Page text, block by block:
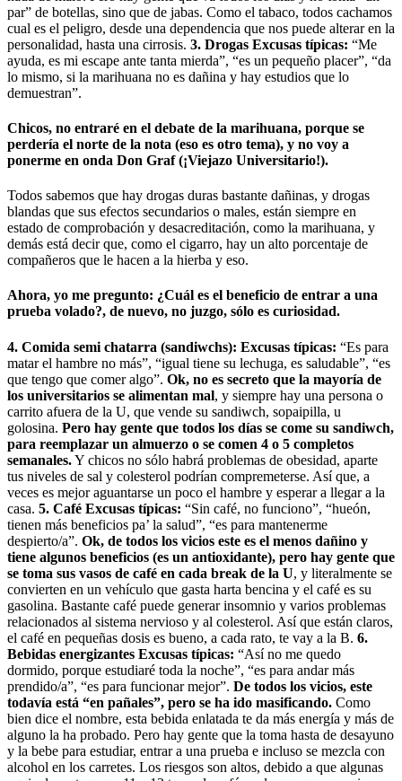
par” de botellas, sino que de jabas. Como el tabaco, todos cachamos
cual es el peligro, desde una dependencia que nos puede alterar en la
personalidad, hasta una cirrosis. 3. Drogas Excusas típicas: “Me
ayuda, es mi escape ante tanta mierda”, “es un pequeño placer”, “da
lo mismo, si la marihuana no es dañina y hay estudios que lo
demuestran”.
Chicos, no entraré en el debate de la marihuana, porque se
perdería el norte de la nota (eso es otro tema), y no voy a
ponerme en onda Don Graf (¡Viejazo Universitario!).
Todos sabemos que hay drogas duras bastante dañinas, y drogas
blandas que sus efectos secundarios o males, están siempre en
estado de comprobación y desacreditación, como la marihuana, y
demás está decir que, como el cigarro, hay un alto porcentaje de
compañeros que le hacen a la hierba y eso.
Ahora, yo me pregunto: ¿Cuál es el beneficio de entrar a una
prueba volado?, de nuevo, no juzgo, sólo es curiosidad.
4. Comida semi chatarra (sandiwchs): Excusas típicas: “Es para
matar el hambre no más”, “igual tiene su lechuga, es saludable”, “es
que tengo que comer algo”. Ok, no es secreto que la mayoría de
los universitarios se alimentan mal, y siempre hay una persona o
carrito afuera de la U, que vende su sandiwch, sopaipilla, u
golosina. Pero hay gente que todos los días se come su sandiwch,
para reemplazar un almuerzo o se comen 4 o 5 completos
semanales.Y chicos no sólo habrá problemas de obesidad, aparte
tus niveles de sal y colesterol podrían compremeterse. Así que, a
veces es mejor aguantarse un poco el hambre y esperar a llegar a la
casa. 5. Café Excusas típicas: “Sin café, no funciono”, “hueón,
tienen más beneficios pa’ la salud”, “es para mantenerme
despierto/a”. Ok, de todos los vicios este es el menos dañino y
tiene algunos beneficios (es un antioxidante), pero hay gente que
se toma sus vasos de café en cada break de la U, y literalmente se
convierten en un vehículo que gasta harta bencina y el café es su
gasolina. Bastante café puede generar insomnio y varios problemas
relacionados al sistema nervioso y al colesterol. Así que están claros,
el café en pequeñas dosis es bueno, a cada rato, te vay a la B. 6.
Bebidas energizantes Excusas típicas: “Así no me quedo
dormido, porque estudiaré toda la noche”, “es para andar más
prendido/a”, “es para funcionar mejor”. De todos los vicios, este
todavía está “en pañales”, pero se ha ido masificando. Como
bien dice el nombre, esta bebida enlatada te da más energía y más de
alguno la ha probado. Pero hay gente que la toma hasta de desayuno
y la bebe para estudiar, entrar a una prueba e incluso se mezcla con
alcohol en los carretes. Los riesgos son altos, debido a que algunas